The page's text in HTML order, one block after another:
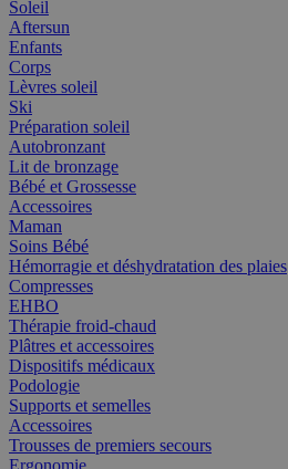
Soleil
Aftersun
Enfants
Corps
Lèvres soleil
Ski
Préparation soleil
Autobronzant
Lit de bronzage
Bébé et Grossesse
Accessoires
Maman
Soins Bébé
Hémorragie et déshydratation des plaies
Compresses
EHBO
Thérapie froid-chaud
Plâtres et accessoires
Dispositifs médicaux
Podologie
Supports et semelles
Accessoires
Trousses de premiers secours